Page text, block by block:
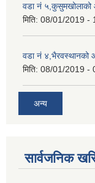
वडा नं ५,कुसुमखोलाको
मिति: 08/01/2019 -
वडा नं ४,भैरवस्थानको
मिति: 08/01/2019 -
अन्य
सार्वजनिक